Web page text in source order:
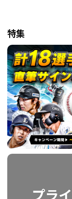
特集